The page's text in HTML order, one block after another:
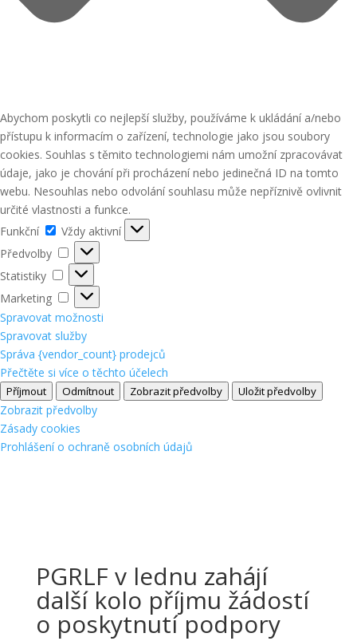
Abychom poskytli co nejlepší služby, používáme k ukládání a/nebo
přístupu k informacím o zařízení, technologie jako jsou soubory
cookies. Souhlas s těmito technologiemi nám umožní zpracovávat
údaje, jako je chování při procházení nebo jedinečná ID na tomto
webu. Nesouhlas nebo odvolání souhlasu může nepříznivě ovlivnit
určité vlastnosti a funkce.
Funkční
Funkční
Vždy aktivní
Předvolby
Předvolby
Statistiky
Statistiky
Marketing
Marketing
Spravovat možnosti
Spravovat služby
Správa {vendor_count} prodejců
Přečtěte si více o těchto účelech
Příjmout Odmítnout Zobrazit předvolby Uložit předvolby
Zobrazit předvolby
Zásady cookies
Prohlášení o ochraně osobních údajů
PGRLF v lednu zahájí
další kolo příjmu žádostí
o poskytnutí podpory